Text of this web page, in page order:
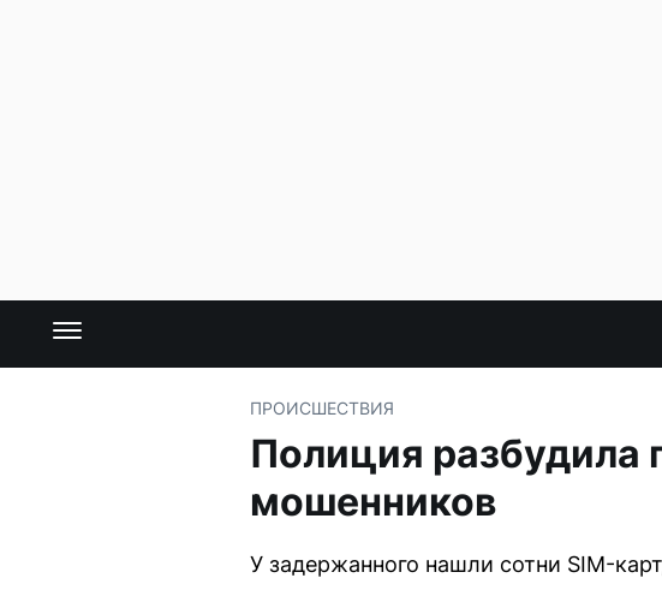
ПРОИСШЕСТВИЯ
Полиция разбудила
мошенников
У задержанного нашли сотни SIM-